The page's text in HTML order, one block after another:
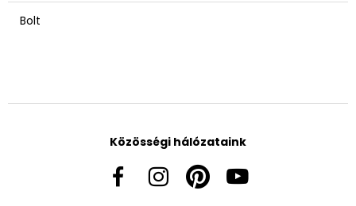
Bolt
Közösségi hálózataink